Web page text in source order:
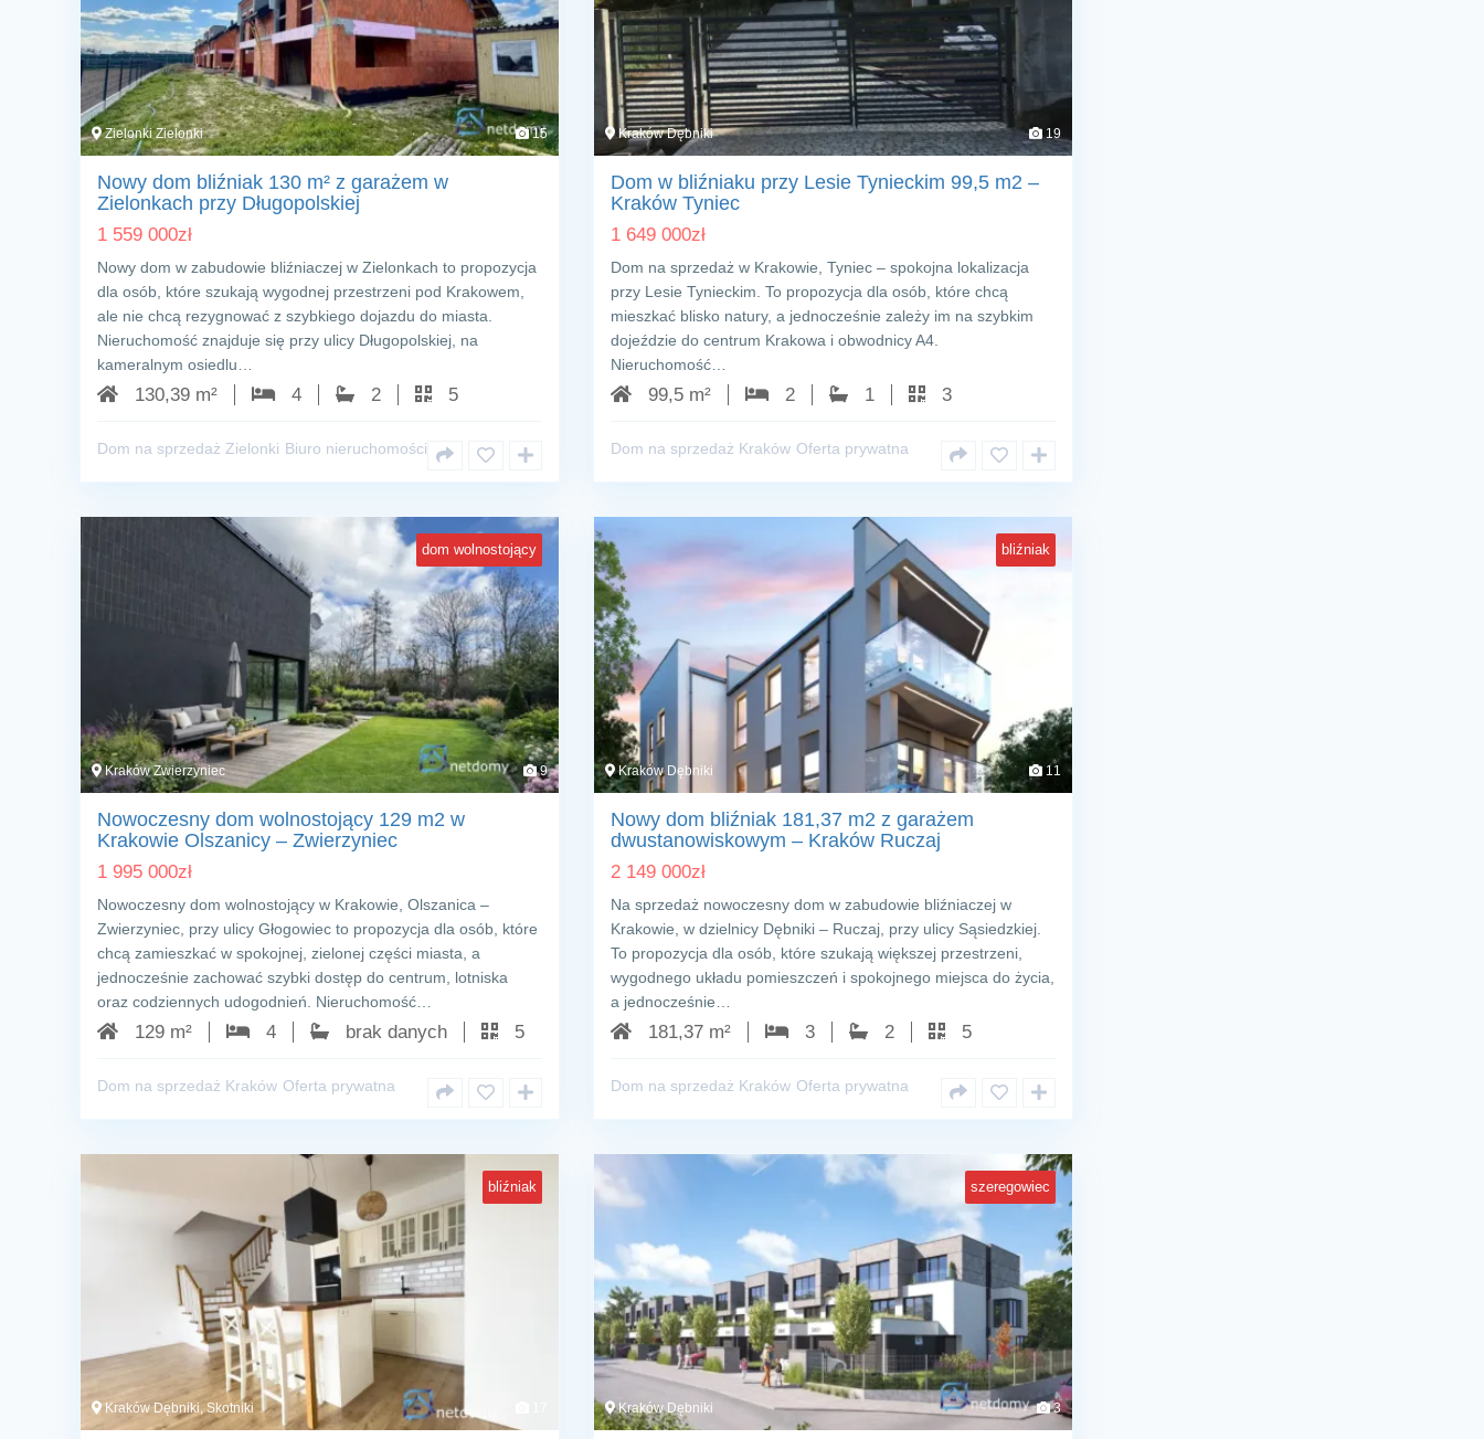
Zielonki Zielonki 15
Nowy dom bliźniak 130 m² z garażem w
Zielonkach przy Długopolskiej
1 559 000zł
Nowy dom w zabudowie bliźniaczej w Zielonkach to propozycja
dla osób, które szukają wygodnej przestrzeni pod Krakowem,
ale nie chcą rezygnować z szybkiego dojazdu do miasta.
Nieruchomość znajduje się przy ulicy Długopolskiej, na
kameralnym osiedlu…
130,39 m² 4 2 5
Dom na sprzedaż Zielonki Biuro nieruchomości
Kraków Dębniki 19
Dom w bliźniaku przy Lesie Tynieckim 99,5 m2 –
Kraków Tyniec
1 649 000zł
Dom na sprzedaż w Krakowie, Tyniec – spokojna lokalizacja
przy Lesie Tynieckim. To propozycja dla osób, które chcą
mieszkać blisko natury, a jednocześnie zależy im na szybkim
dojeździe do centrum Krakowa i obwodnicy A4.
Nieruchomość…
99,5 m² 2 1 3
Dom na sprzedaż Kraków Oferta prywatna
dom wolnostojący
Kraków Zwierzyniec 9
Nowoczesny dom wolnostojący 129 m2 w
Krakowie Olszanicy – Zwierzyniec
1 995 000zł
Nowoczesny dom wolnostojący w Krakowie, Olszanica –
Zwierzyniec, przy ulicy Głogowiec to propozycja dla osób, które
chcą zamieszkać w spokojnej, zielonej części miasta, a
jednocześnie zachować szybki dostęp do centrum, lotniska
oraz codziennych udogodnień. Nieruchomość…
129 m² 4 brak danych 5
Dom na sprzedaż Kraków Oferta prywatna
bliźniak
Kraków Dębniki 11
Nowy dom bliźniak 181,37 m2 z garażem
dwustanowiskowym – Kraków Ruczaj
2 149 000zł
Na sprzedaż nowoczesny dom w zabudowie bliźniaczej w
Krakowie, w dzielnicy Dębniki – Ruczaj, przy ulicy Sąsiedzkiej.
To propozycja dla osób, które szukają większej przestrzeni,
wygodnego układu pomieszczeń i spokojnego miejsca do życia,
a jednocześnie…
181,37 m² 3 2 5
Dom na sprzedaż Kraków Oferta prywatna
bliźniak
Kraków Dębniki, Skotniki
szeregowiec
Kraków Dębniki 3